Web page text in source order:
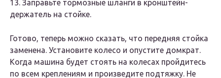
13. Заправьте тормозные шланги в кронштейн-
держатель на стойке.
Готово, теперь можно сказать, что передняя стойка
заменена. Установите колесо и опустите домкрат.
Когда машина будет стоять на колесах пройдитесь
по всем креплениям и произведите подтяжку. Не